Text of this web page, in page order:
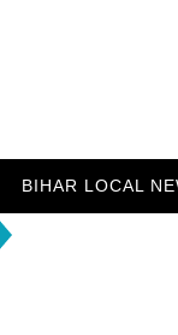
BIHAR LOCAL